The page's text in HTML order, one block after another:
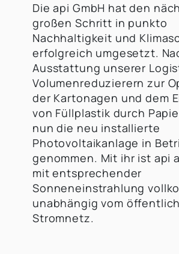
Die api GmbH hat den
großen Schritt in punkto
Nachhaltigkeit und
erfolgreich umgesetzt.
Ausstattung unserer
Volumenreduzierern zur
der Kartonagen und dem
von Füllplastik durch
nun die neu installierte
Photovoltaikanlage in
genommen. Mit ihr ist api
mit entsprechender
Sonneneinstrahlung
unabhängig vom
Stromnetz.